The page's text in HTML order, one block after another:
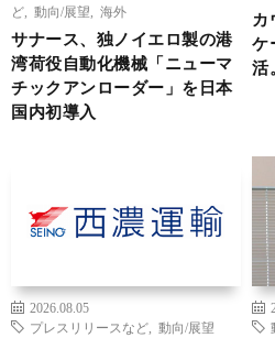
ど
動向/展望 海外
サナース、独ノイエロ製の港
湾荷役自動化機械「ニューマ
チックアンローダー」を日本
国内初導入
カ
ケ
活
2026.08.05
プレスリリースなど
動向/展望